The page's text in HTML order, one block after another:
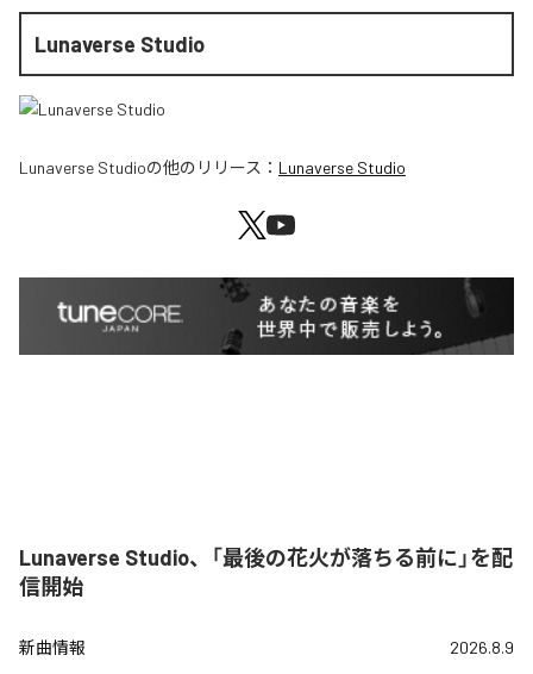
Lunaverse Studio
Lunaverse Studioの他のリリース： Lunaverse Studio
Lunaverse Studio、「最後の花火が落ちる前に」を配
信開始
新曲情報 2026.8.9